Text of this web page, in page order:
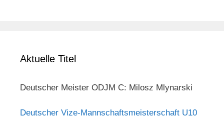
Aktuelle Titel
Deutscher Meister ODJM C: Milosz Mlynarski
Deutscher Vize-Mannschaftsmeisterschaft U10